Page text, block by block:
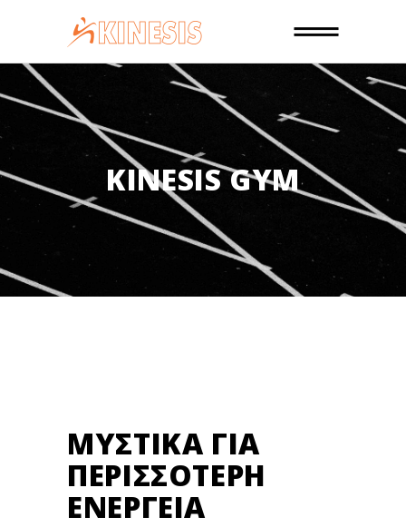
KINESIS GYM
ΜΥΣΤΙΚΆ ΓΙΑ
ΠΕΡΙΣΣΌΤΕΡΗ
ΕΝΈΡΓΕΙΑ